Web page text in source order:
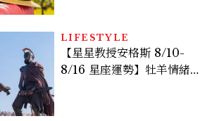
LIFESTYLE
【星星教授安格斯 8/10-
8/16 星座運勢】牡羊情緒